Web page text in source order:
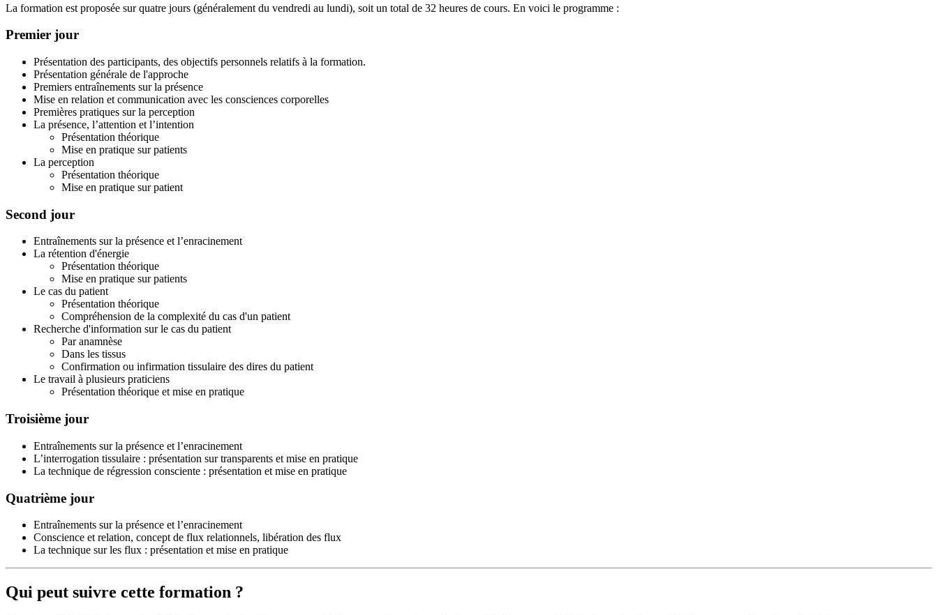
La formation est proposée sur quatre jours (généralement du vendredi au lundi), soit un total de 32 heures de cours. En voici le programme :
Premier jour
Présentation des participants, des objectifs personnels relatifs à la formation.
Présentation générale de l'approche
Premiers entraînements sur la présence
Mise en relation et communication avec les consciences corporelles
Premières pratiques sur la perception
La présence, l’attention et l’intention
Présentation théorique
Mise en pratique sur patients
La perception
Présentation théorique
Mise en pratique sur patient
Second jour
Entraînements sur la présence et l’enracinement
La rétention d'énergie
Présentation théorique
Mise en pratique sur patients
Le cas du patient
Présentation théorique
Compréhension de la complexité du cas d'un patient
Recherche d'information sur le cas du patient
Par anamnèse
Dans les tissus
Confirmation ou infirmation tissulaire des dires du patient
Le travail à plusieurs praticiens
Présentation théorique et mise en pratique
Troisième jour
Entraînements sur la présence et l’enracinement
L’interrogation tissulaire : présentation sur transparents et mise en pratique
La technique de régression consciente : présentation et mise en pratique
Quatrième jour
Entraînements sur la présence et l’enracinement
Conscience et relation, concept de flux relationnels, libération des flux
La technique sur les flux : présentation et mise en pratique
Qui peut suivre cette formation ?